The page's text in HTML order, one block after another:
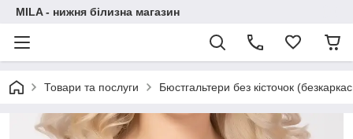
MILA - нижня білизна магазин
Товари та послуги Бюстгальтери без кісточок